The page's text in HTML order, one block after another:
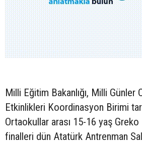
Milli Eğitim Bakanlığı, Milli Günler
Etkinlikleri Koordinasyon Birimi
Ortaokullar arası 15-16 yaş
finalleri dün Atatürk Antrenman